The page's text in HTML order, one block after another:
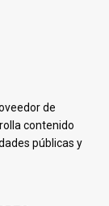
de
contenido
públicas y